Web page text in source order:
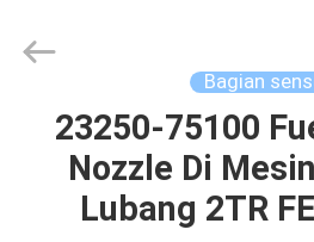
RUMAH
PRODUK
Parts
Limited.
Bagian
23250-75100
Nozzle Di
Lubang 2TR